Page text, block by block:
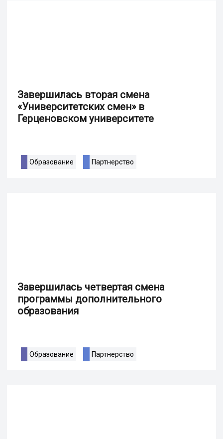
Завершилась вторая смена
«Университетских смен» в
Герценовском университете
Образование Партнерство
Завершилась четвертая смена
программы дополнительного
образования
Образование Партнерство